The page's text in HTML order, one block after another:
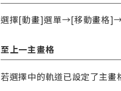
選擇[動畫]選單→[移動畫格]→[
至上一主畫格
若選擇中的軌道已設定了主畫